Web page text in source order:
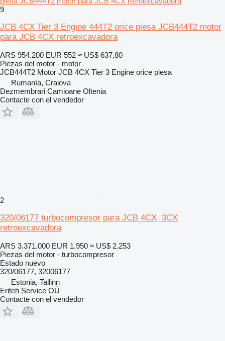
9
JCB 4CX Tier 3 Engine 444T2 orice piesa JCB444T2 motor
para JCB 4CX retroexcavadora
ARS 954.200 EUR 552 ≈ US$ 637,80
Piezas del motor - motor
JCB444T2 Motor JCB 4CX Tier 3 Engine orice piesa
Rumanía, Craiova
Dezmembrari Camioane Oltenia
Contacte con el vendedor
2
320/06177 turbocompresor para JCB 4CX, 3CX
retroexcavadora
ARS 3.371.000 EUR 1.950 ≈ US$ 2.253
Piezas del motor - turbocompresor
Estado nuevo
320/06177, 32006177
Estonia, Tallinn
Eriteh Service OÜ
Contacte con el vendedor